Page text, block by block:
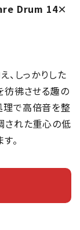
Drum 14×
、しっかりした
彷彿させる趣の
理で高倍音を整
された重心の低
。